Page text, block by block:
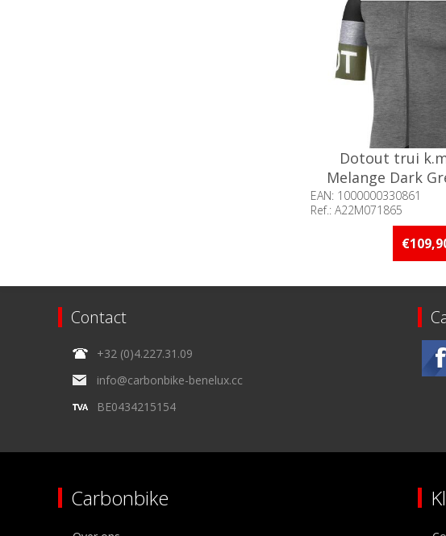
Dotout trui
Melange Dark
XXL°
EAN: 1000000330861
Ref.: A22M071865
Beschikbaarheid:: Niet
Contact
+32 (0)4.227.31.09
info@carbonbike-benelux.cc
BE0434215154
Carbonbike